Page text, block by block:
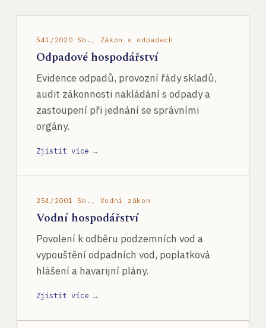
541/2020 Sb., Zákon o odpadech
Odpadové hospodářství
Evidence odpadů, provozní řády skladů,
audit zákonnosti nakládání s odpady a
zastoupení při jednání se správními
orgány.
Zjistit více →
254/2001 Sb., Vodní zákon
Vodní hospodářství
Povolení k odběru podzemních vod a
vypouštění odpadních vod, poplatková
hlášení a havarijní plány.
Zjistit více →